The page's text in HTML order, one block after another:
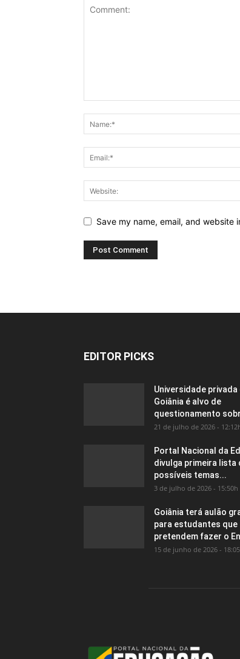
Save my name, email, and
EDITOR PICKS
Universidade privada
Goiânia é alvo de
questionamento
21 de julho de 2026 -
Portal Nacional da
divulga primeira lista
possíveis temas...
3 de julho de 2026 - 15:50h
Goiânia terá aulão
para estudantes que
pretendem fazer o
15 de junho de 2026 -